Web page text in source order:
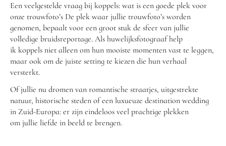
Een veelgestelde vraag bij koppels: wat is een goede plek voor
onze trouwfoto’s De plek waar jullie trouwfoto’s worden
genomen, bepaalt voor een groot stuk de sfeer van jullie
volledige bruidsreportage. Als huwelijksfotograaf help
ik koppels niet alleen om hun mooiste momenten vast te leggen,
maar ook om de juiste setting te kiezen die hun verhaal
versterkt.
Of jullie nu dromen van romantische straatjes, uitgestrekte
natuur, historische steden of een luxueuze destination wedding
in Zuid-Europa: er zijn eindeloos veel prachtige plekken
om jullie liefde in beeld te brengen.